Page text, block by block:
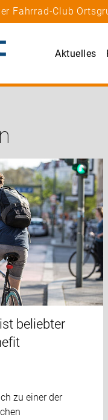
Fahrrad-Club
Aktuelles
beliebter
zu einer der